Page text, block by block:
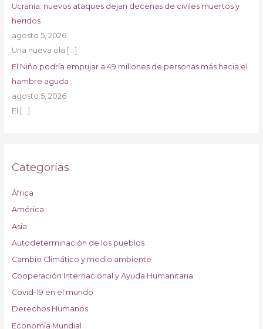
Ucrania: nuevos ataques dejan decenas de civiles muertos y
heridos
agosto 5, 2026
Una nueva ola […]
El Niño podría empujar a 49 millones de personas más hacia el
hambre aguda
agosto 5, 2026
El […]
Categorías
África
América
Asia
Autodeterminación de los pueblos
Cambio Climático y medio ambiente
Cooperación Internacional y Ayuda Humanitaria
Covid-19 en el mundo
Derechos Humanos
Economía Mundial